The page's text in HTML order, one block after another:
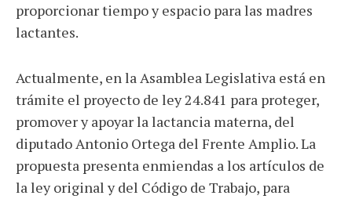
proporcionar tiempo y espacio para las madres
lactantes.
Actualmente, en la Asamblea Legislativa está en
trámite el proyecto de ley 24.841 para proteger,
promover y apoyar la lactancia materna, del
diputado Antonio Ortega del Frente Amplio. La
propuesta presenta enmiendas a los artículos de
la ley original y del Código de Trabajo, para